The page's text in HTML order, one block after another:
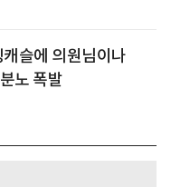
슬에 의원님이나
노 폭발